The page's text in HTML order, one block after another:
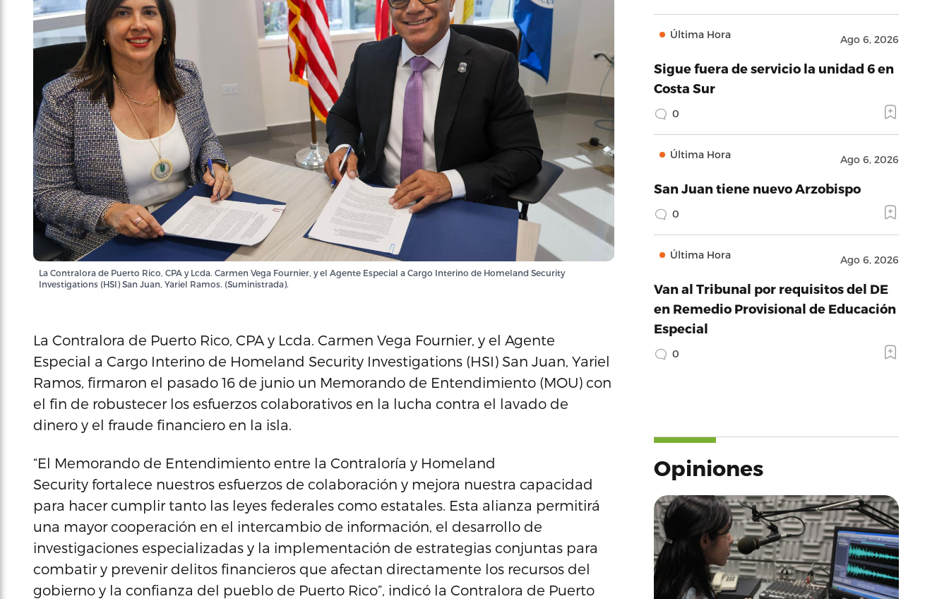
La Contralora de Puerto Rico, CPA y Lcda. Carmen Vega Fournier, y el Agente Especial a Cargo Interino de Homeland Security
Investigations (HSI) San Juan, Yariel Ramos. (Suministrada).
La Contralora de Puerto Rico, CPA y Lcda. Carmen Vega Fournier, y el Agente
Especial a Cargo Interino de Homeland Security Investigations (HSI) San Juan, Yariel
Ramos, firmaron el pasado 16 de junio un Memorando de Entendimiento (MOU) con
el fin de robustecer los esfuerzos colaborativos en la lucha contra el lavado de
dinero y el fraude financiero en la isla.
“El Memorando de Entendimiento entre la Contraloría y Homeland
Security fortalece nuestros esfuerzos de colaboración y mejora nuestra capacidad
para hacer cumplir tanto las leyes federales como estatales. Esta alianza permitirá
una mayor cooperación en el intercambio de información, el desarrollo de
investigaciones especializadas y la implementación de estrategias conjuntas para
combatir y prevenir delitos financieros que afectan directamente los recursos del
gobierno y la confianza del pueblo de Puerto Rico”, indicó la Contralora de Puerto
Última Hora Ago 6, 2026
Sigue fuera de servicio la unidad 6 en
Costa Sur
0
Última Hora Ago 6, 2026
San Juan tiene nuevo Arzobispo
0
Última Hora Ago 6, 2026
Van al Tribunal por requisitos del DE
en Remedio Provisional de Educación
Especial
0
Opiniones